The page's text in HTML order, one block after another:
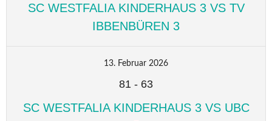
SC WESTFALIA KINDERHAUS 3 VS TV
IBBENBÜREN 3
13. Februar 2026
81 - 63
SC WESTFALIA KINDERHAUS 3 VS UBC